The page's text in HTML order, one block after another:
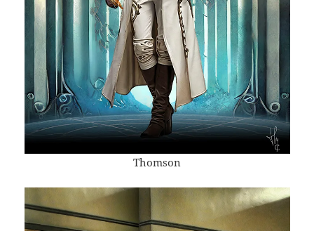
Thomson